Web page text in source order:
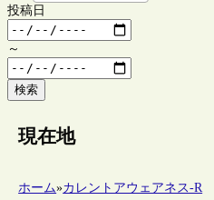
投稿日
～
検索
現在地
ホーム»カレントアウェアネス-R